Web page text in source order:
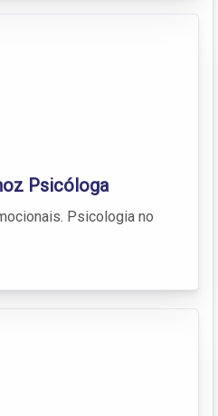
Psicóloga
Psicologia no